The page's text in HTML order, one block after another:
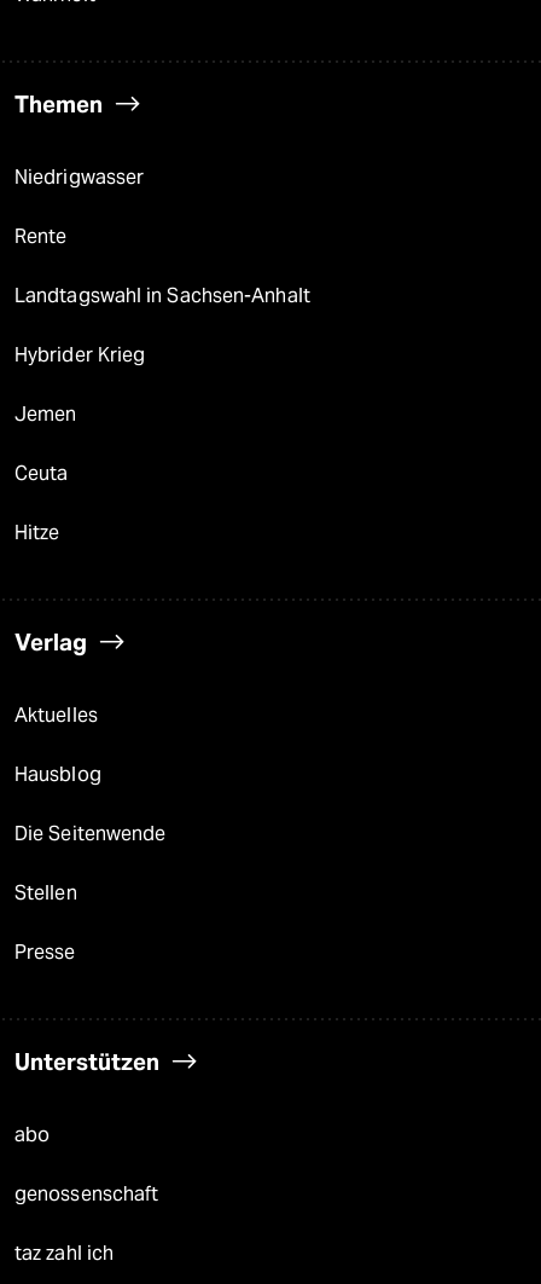
Themen
Niedrigwasser
Rente
Landtagswahl in Sachsen-Anhalt
Hybrider Krieg
Jemen
Ceuta
Hitze
Verlag
Aktuelles
Hausblog
Die Seitenwende
Stellen
Presse
Unterstützen
abo
genossenschaft
taz zahl ich